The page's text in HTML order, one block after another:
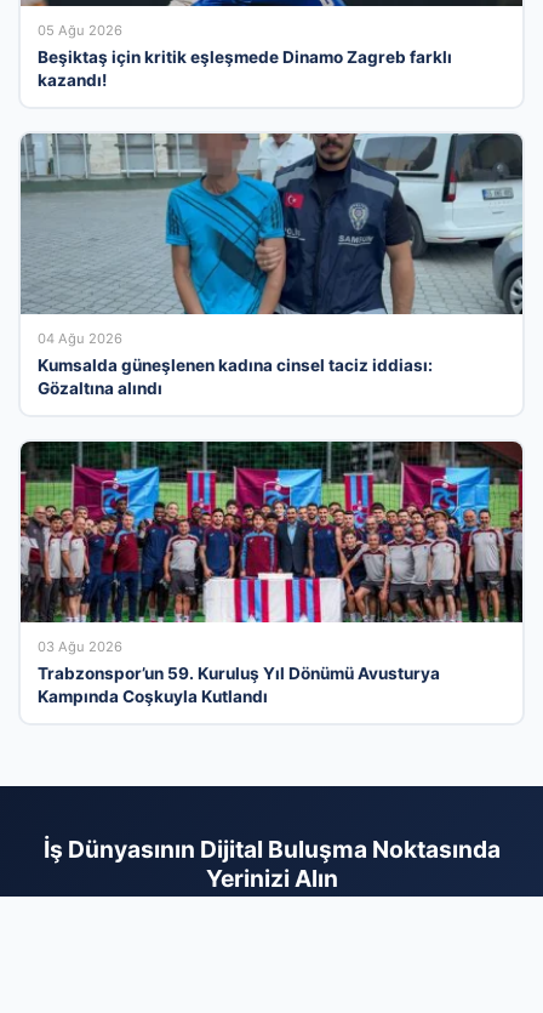
05 Ağu 2026
Beşiktaş için kritik eşleşmede Dinamo Zagreb farklı
kazandı!
04 Ağu 2026
Kumsalda güneşlenen kadına cinsel taciz iddiası:
Gözaltına alındı
03 Ağu 2026
Trabzonspor’un 59. Kuruluş Yıl Dönümü Avusturya
Kampında Coşkuyla Kutlandı
İş Dünyasının Dijital Buluşma Noktasında
Yerinizi Alın